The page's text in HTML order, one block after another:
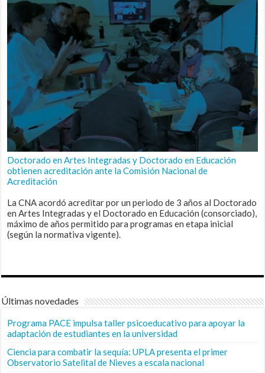
Doctorado en Artes Integradas y Doctorado en Educación
obtienen acreditación ante la Comisión Nacional de
Acreditación
La CNA acordó acreditar por un periodo de 3 años al Doctorado
en Artes Integradas y el Doctorado en Educación (consorciado),
máximo de años permitido para programas en etapa inicial
(según la normativa vigente).
Últimas novedades
Programa PACE impulsa taller psicoeducativo para apoyar la
adaptación de estudiantes en la universidad
Ciencia para combatir la sequía: UPLA presenta el primer
Observatorio Satelital de Nieves a escala nacional